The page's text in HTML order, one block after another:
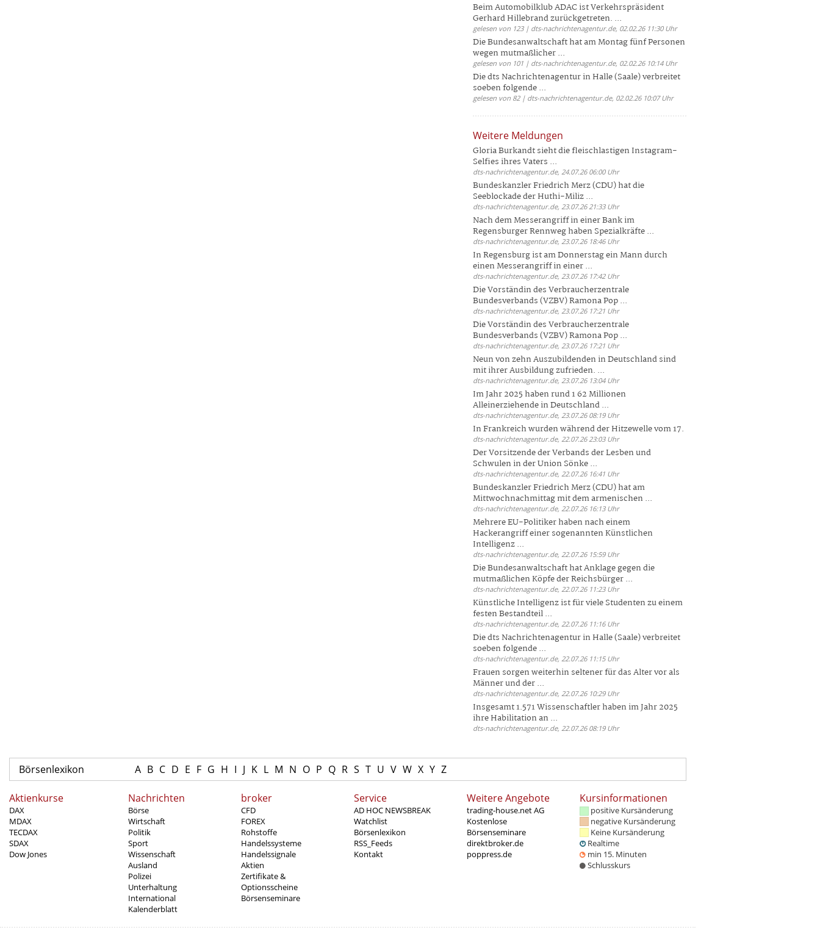
Beim Automobilklub ADAC ist Verkehrspräsident
Gerhard Hillebrand zurückgetreten. ...
gelesen von 123 | dts-nachrichtenagentur.de, 02.02.26 11:30 Uhr
Die Bundesanwaltschaft hat am Montag fünf Personen
wegen mutmaßlicher ...
gelesen von 101 | dts-nachrichtenagentur.de, 02.02.26 10:14 Uhr
Die dts Nachrichtenagentur in Halle (Saale) verbreitet
soeben folgende ...
gelesen von 82 | dts-nachrichtenagentur.de, 02.02.26 10:07 Uhr
Weitere Meldungen
Gloria Burkandt sieht die fleischlastigen Instagram-
Selfies ihres Vaters ...
dts-nachrichtenagentur.de, 24.07.26 06:00 Uhr
Bundeskanzler Friedrich Merz (CDU) hat die
Seeblockade der Huthi-Miliz ...
dts-nachrichtenagentur.de, 23.07.26 21:33 Uhr
Nach dem Messerangriff in einer Bank im
Regensburger Rennweg haben Spezialkräfte ...
dts-nachrichtenagentur.de, 23.07.26 18:46 Uhr
In Regensburg ist am Donnerstag ein Mann durch
einen Messerangriff in einer ...
dts-nachrichtenagentur.de, 23.07.26 17:42 Uhr
Die Vorständin des Verbraucherzentrale
Bundesverbands (VZBV) Ramona Pop ...
dts-nachrichtenagentur.de, 23.07.26 17:21 Uhr
Die Vorständin des Verbraucherzentrale
Bundesverbands (VZBV) Ramona Pop ...
dts-nachrichtenagentur.de, 23.07.26 17:21 Uhr
Neun von zehn Auszubildenden in Deutschland sind
mit ihrer Ausbildung zufrieden. ...
dts-nachrichtenagentur.de, 23.07.26 13:04 Uhr
Im Jahr 2025 haben rund 1 62 Millionen
Alleinerziehende in Deutschland ...
dts-nachrichtenagentur.de, 23.07.26 08:19 Uhr
In Frankreich wurden während der Hitzewelle vom 17.
dts-nachrichtenagentur.de, 22.07.26 23:03 Uhr
Der Vorsitzende der Verbands der Lesben und
Schwulen in der Union Sönke ...
dts-nachrichtenagentur.de, 22.07.26 16:41 Uhr
Bundeskanzler Friedrich Merz (CDU) hat am
Mittwochnachmittag mit dem armenischen ...
dts-nachrichtenagentur.de, 22.07.26 16:13 Uhr
Mehrere EU-Politiker haben nach einem
Hackerangriff einer sogenannten Künstlichen
Intelligenz ...
dts-nachrichtenagentur.de, 22.07.26 15:59 Uhr
Die Bundesanwaltschaft hat Anklage gegen die
mutmaßlichen Köpfe der Reichsbürger ...
dts-nachrichtenagentur.de, 22.07.26 11:23 Uhr
Künstliche Intelligenz ist für viele Studenten zu einem
festen Bestandteil ...
dts-nachrichtenagentur.de, 22.07.26 11:16 Uhr
Die dts Nachrichtenagentur in Halle (Saale) verbreitet
soeben folgende ...
dts-nachrichtenagentur.de, 22.07.26 11:15 Uhr
Frauen sorgen weiterhin seltener für das Alter vor als
Männer und der ...
dts-nachrichtenagentur.de, 22.07.26 10:29 Uhr
Insgesamt 1.571 Wissenschaftler haben im Jahr 2025
ihre Habilitation an ...
dts-nachrichtenagentur.de, 22.07.26 08:19 Uhr
Börsenlexikon A B C D E F G H I J K L M N O P Q R S T U V W X Y Z
Aktienkurse
DAX
MDAX
TECDAX
SDAX
Dow Jones
Nachrichten
Börse
Wirtschaft
Politik
Sport
Wissenschaft
Ausland
Polizei
Unterhaltung
International
Kalenderblatt
broker
CFD
FOREX
Rohstoffe
Handelssysteme
Handelssignale
Aktien
Zertifikate &
Optionsscheine
Börsenseminare
Service
AD HOC NEWSBREAK
Watchlist
Börsenlexikon
RSS_Feeds
Kontakt
Weitere Angebote
trading-house.net AG
Kostenlose
Börsenseminare
direktbroker.de
poppress.de
Kursinformationen
positive Kursänderung
negative Kursänderung
Keine Kursänderung
Realtime
min 15. Minuten
Schlusskurs